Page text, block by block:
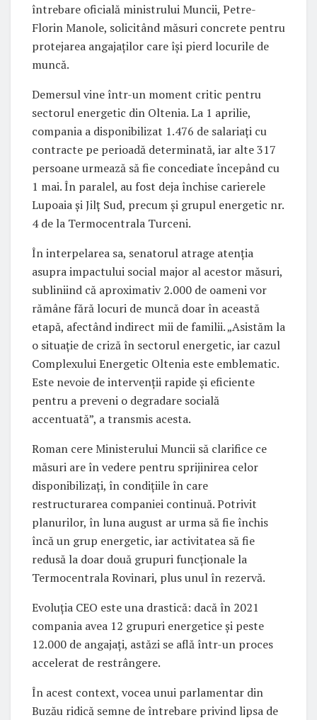
întrebare oficială ministrului Muncii, Petre-
Florin Manole, solicitând măsuri concrete pentru
protejarea angajaților care își pierd locurile de
muncă.
Demersul vine într-un moment critic pentru
sectorul energetic din Oltenia. La 1 aprilie,
compania a disponibilizat 1.476 de salariați cu
contracte pe perioadă determinată, iar alte 317
persoane urmează să fie concediate începând cu
1 mai. În paralel, au fost deja închise carierele
Lupoaia și Jilț Sud, precum și grupul energetic nr.
4 de la Termocentrala Turceni.
În interpelarea sa, senatorul atrage atenția
asupra impactului social major al acestor măsuri,
subliniind că aproximativ 2.000 de oameni vor
rămâne fără locuri de muncă doar în această
etapă, afectând indirect mii de familii. „Asistăm la
o situație de criză în sectorul energetic, iar cazul
Complexului Energetic Oltenia este emblematic.
Este nevoie de intervenții rapide și eficiente
pentru a preveni o degradare socială
accentuată”, a transmis acesta.
Roman cere Ministerului Muncii să clarifice ce
măsuri are în vedere pentru sprijinirea celor
disponibilizați, în condițiile în care
restructurarea companiei continuă. Potrivit
planurilor, în luna august ar urma să fie închis
încă un grup energetic, iar activitatea să fie
redusă la doar două grupuri funcționale la
Termocentrala Rovinari, plus unul în rezervă.
Evoluția CEO este una drastică: dacă în 2021
compania avea 12 grupuri energetice și peste
12.000 de angajați, astăzi se află într-un proces
accelerat de restrângere.
În acest context, vocea unui parlamentar din
Buzău ridică semne de întrebare privind lipsa de